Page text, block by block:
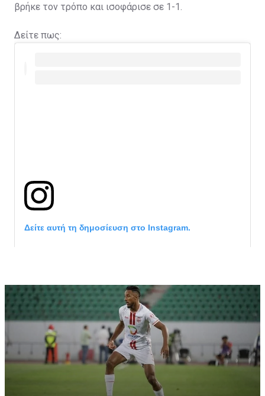
βρήκε τον τρόπο και ισοφάρισε σε 1-1.
Δείτε πως:
Δείτε αυτή τη δημοσίευση στο Instagram.